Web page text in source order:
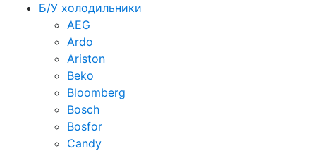
Б/У холодильники
AEG
Ardo
Ariston
Beko
Bloomberg
Bosch
Bosfor
Candy